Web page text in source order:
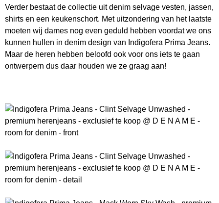
Verder bestaat de collectie uit denim selvage vesten, jassen,
shirts en een keukenschort. Met uitzondering van het laatste
moeten wij dames nog even geduld hebben voordat we ons
kunnen hullen in denim design van Indigofera Prima Jeans.
Maar de heren hebben beloofd ook voor ons iets te gaan
ontwerpern dus daar houden we ze graag aan!